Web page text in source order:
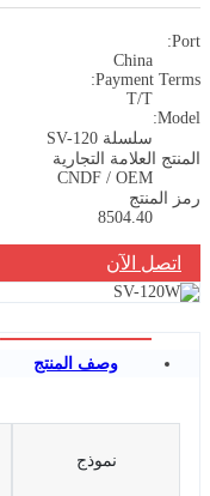
Port:
China
Payment Terms:
T/T
Model:
سلسلة SV-120
المنتج العلامة التجارية
CNDF / OEM
رمز المنتج
8504.40
اتصل الآن
وصف المنتج
نموذج